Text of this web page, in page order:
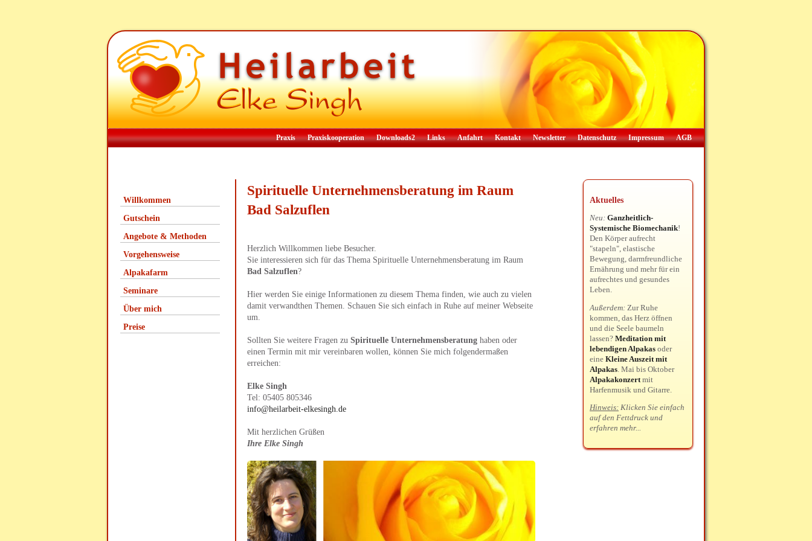
Praxis Praxiskooperation Downloads2 Links Anfahrt Kontakt Newsletter Datenschutz Impressum AGB
Willkommen
Gutschein
Angebote & Methoden
Vorgehensweise
Alpakafarm
Seminare
Über mich
Preise
Spirituelle Unternehmensberatung im Raum
Bad Salzuflen
Herzlich Willkommen liebe Besucher.
Sie interessieren sich für das Thema Spirituelle Unternehmensberatung im Raum
Bad Salzuflen?
Hier werden Sie einige Informationen zu diesem Thema finden, wie auch zu vielen
damit verwandthen Themen. Schauen Sie sich einfach in Ruhe auf meiner Webseite
um.
Sollten Sie weitere Fragen zu Spirituelle Unternehmensberatung haben oder
einen Termin mit mir vereinbaren wollen, können Sie mich folgendermaßen
erreichen:
Elke Singh
Tel: 05405 805346
info@heilarbeit-elkesingh.de
Mit herzlichen Grüßen
Ihre Elke Singh
Aktuelles
Neu: Ganzheitlich-
Systemische Biomechanik!
Den Körper aufrecht
"stapeln", elastische
Bewegung, darmfreundliche
Ernährung und mehr für ein
aufrechtes und gesundes
Leben.
Außerdem: Zur Ruhe
kommen, das Herz öffnen
und die Seele baumeln
lassen? Meditation mit
lebendigen Alpakas oder
eine Kleine Auszeit mit
Alpakas . Mai bis Oktober
Alpakakonzert mit
Harfenmusik und Gitarre.
Hinweis: Klicken Sie einfach
auf den Fettdruck und
erfahren mehr...